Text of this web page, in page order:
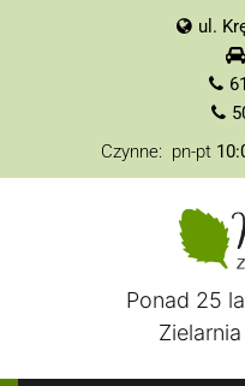
ul.
Czynne: pn-pt
Ponad 25